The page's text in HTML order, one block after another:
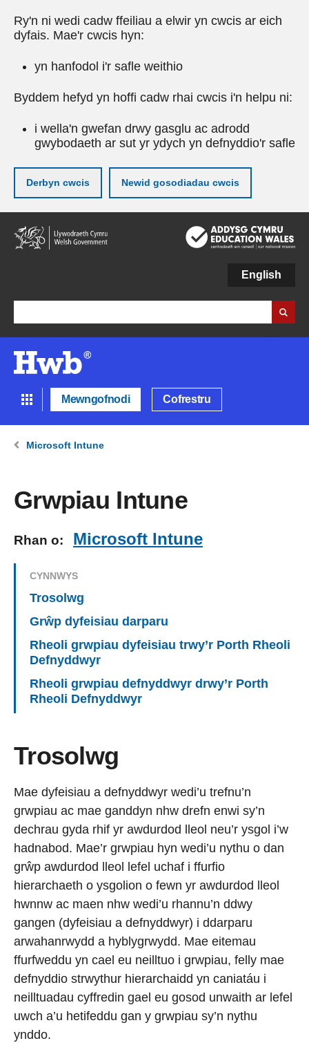
Ry'n ni wedi cadw ffeiliau a elwir yn cwcis ar eich
dyfais. Mae'r cwcis hyn:
yn hanfodol i'r safle weithio
Byddem hefyd yn hoffi cadw rhai cwcis i'n helpu ni:
i wella'n gwefan drwy gasglu ac adrodd
gwybodaeth ar sut yr ydych yn defnyddio'r safle
Derbyn cwcis Newid gosodiadau cwcis
Neidio
i'r
prif
English
Mewngofnodi Cofrestru
Microsoft Intune
Grwpiau Intune
Rhan o: Microsoft Intune
CYNNWYS
Trosolwg
Grŵp dyfeisiau darparu
Rheoli grwpiau dyfeisiau trwy’r Porth Rheoli
Defnyddwyr
Rheoli grwpiau defnyddwyr drwy’r Porth
Rheoli Defnyddwyr
Trosolwg
Mae dyfeisiau a defnyddwyr wedi’u trefnu’n
grwpiau ac mae ganddyn nhw drefn enwi sy’n
dechrau gyda rhif yr awdurdod lleol neu’r ysgol i’w
hadnabod. Mae’r grwpiau hyn wedi’u nythu o dan
grŵp awdurdod lleol lefel uchaf i ffurfio
hierarchaeth o ysgolion o fewn yr awdurdod lleol
hwnnw ac maen nhw wedi’u rhannu’n ddwy
gangen (dyfeisiau a defnyddwyr) i ddarparu
arwahanrwydd a hyblygrwydd. Mae eitemau
ffurfweddu yn cael eu neilltuo i grwpiau, felly mae
defnyddio strwythur hierarchaidd yn caniatáu i
neilltuadau cyffredin gael eu gosod unwaith ar lefel
uwch a’u hetifeddu gan y grwpiau sy’n nythu
ynddo.